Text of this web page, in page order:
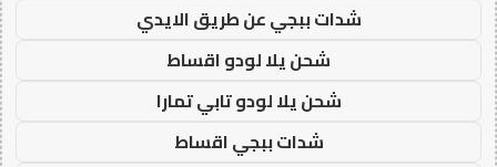
شدات ببجي عن طريق الايدي
شحن يلا لودو اقساط
شحن يلا لودو تابي تمارا
شدات ببجي اقساط